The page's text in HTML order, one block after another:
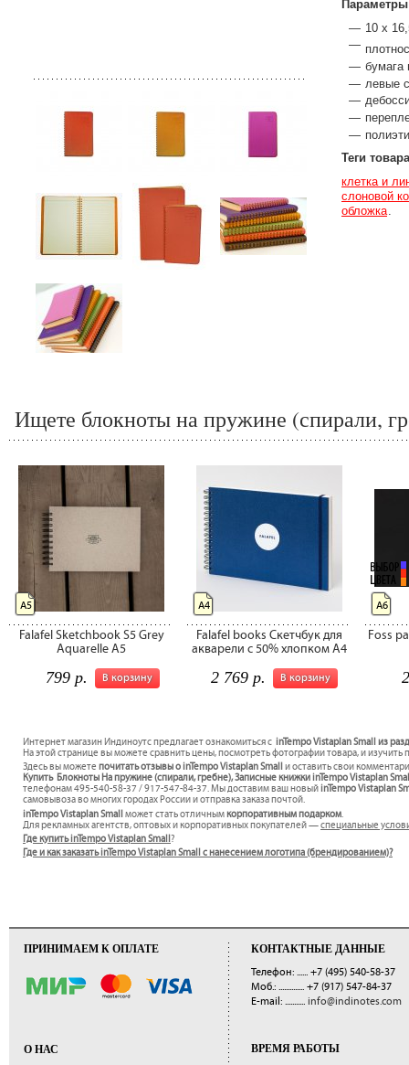
Параметры
10 х
бумага
левые
Теги товара
клетка и
слоновой
обложка
Ищете блокноты на пружине (спирали,
Falafel Sketchbook S5 Grey
Aquarelle A5
В корзину
799 р.
А5
Falafel books Скетчбук для
акварели с 50% хлопком A4
В корзину
2 769 р.
А4
Foss
А6
Интернет магазин Индиноутс предлагает ознакомиться с inTempo Vistaplan Small из
На этой странице вы можете сравнить цены, посмотреть фотографии товара, и
Здесь вы можете почитать отзывы о inTempo Vistaplan Small и оставить свои
Купить Блокноты На пружине (спирали, гребне), Записные книжки inTempo Vistaplan
телефонам 495-540-58-37 / 917-547-84-37. Мы доставим ваш новый inTempo Vistaplan
самовывоза во многих городах России и отправка заказа почтой.
inTempo Vistaplan Small
может стать отличнымкорпоративным подарком.
Для рекламных агентств, оптовых и корпоративных покупателей —специальные
Где купить inTempo Vistaplan Small ?
Где и как заказать inTempo Vistaplan Small с нанесением логотипа (брендированием)?
ПРИНИМАЕМ К ОПЛАТЕ
О НАС
КОНТАКТНЫЕ ДАННЫЕ
Телефон: ...... +7 (495) 540-58-37
Моб.: .............. +7 (917) 547-84-37
E-mail: ........... info@indinotes.com
ВРЕМЯ РАБОТЫ